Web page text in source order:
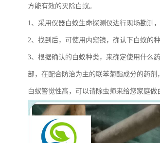
方能有效的灭除白蚁。
1、采用仪器白蚁生命探测仪进行现场勘测
2、找到后，可使用内窥镜，确认下白蚁的
3、根据确认的白蚁种类，来确定使用什么
部，在配合防治为主的联苯菊酯成分的药剂
白蚁警觉性高，可以请除虫师来给您家庭做